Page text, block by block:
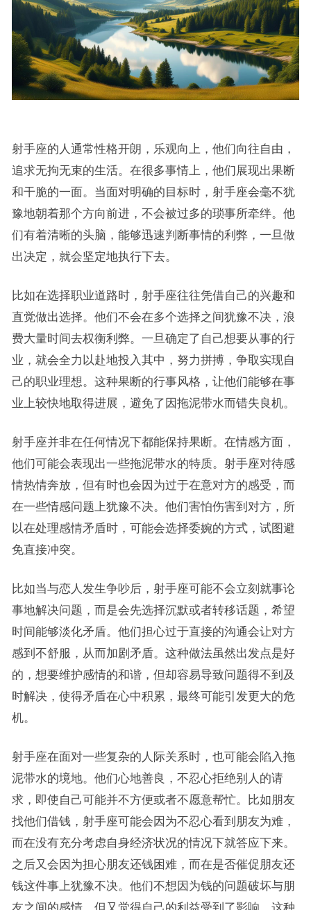
射手座的人通常性格开朗，乐观向上，他们向往自由，
追求无拘无束的生活。在很多事情上，他们展现出果断
和干脆的一面。当面对明确的目标时，射手座会毫不犹
豫地朝着那个方向前进，不会被过多的琐事所牵绊。他
们有着清晰的头脑，能够迅速判断事情的利弊，一旦做
出决定，就会坚定地执行下去。
比如在选择职业道路时，射手座往往凭借自己的兴趣和
直觉做出选择。他们不会在多个选择之间犹豫不决，浪
费大量时间去权衡利弊。一旦确定了自己想要从事的行
业，就会全力以赴地投入其中，努力拼搏，争取实现自
己的职业理想。这种果断的行事风格，让他们能够在事
业上较快地取得进展，避免了因拖泥带水而错失良机。
射手座并非在任何情况下都能保持果断。在情感方面，
他们可能会表现出一些拖泥带水的特质。射手座对待感
情热情奔放，但有时也会因为过于在意对方的感受，而
在一些情感问题上犹豫不决。他们害怕伤害到对方，所
以在处理感情矛盾时，可能会选择委婉的方式，试图避
免直接冲突。
比如当与恋人发生争吵后，射手座可能不会立刻就事论
事地解决问题，而是会先选择沉默或者转移话题，希望
时间能够淡化矛盾。他们担心过于直接的沟通会让对方
感到不舒服，从而加剧矛盾。这种做法虽然出发点是好
的，想要维护感情的和谐，但却容易导致问题得不到及
时解决，使得矛盾在心中积累，最终可能引发更大的危
机。
射手座在面对一些复杂的人际关系时，也可能会陷入拖
泥带水的境地。他们心地善良，不忍心拒绝别人的请
求，即使自己可能并不方便或者不愿意帮忙。比如朋友
找他们借钱，射手座可能会因为不忍心看到朋友为难，
而在没有充分考虑自身经济状况的情况下就答应下来。
之后又会因为担心朋友还钱困难，而在是否催促朋友还
钱这件事上犹豫不决。他们不想因为钱的问题破坏与朋
友之间的感情，但又觉得自己的利益受到了影响，这种